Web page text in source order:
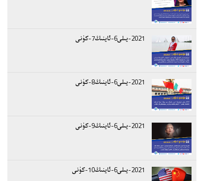
2021-يىلى6-ئاينىڭ7-كۈنى
2021-يىلى6-ئاينىڭ8-كۈنى
2021-يىلى6-ئاينىڭ9-كۈنى
2021-يىلى6-ئاينىڭ10-كۈنى